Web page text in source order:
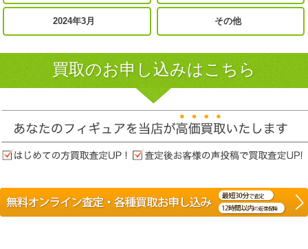
2024年3月 その他
買取のお申し込みはこちら